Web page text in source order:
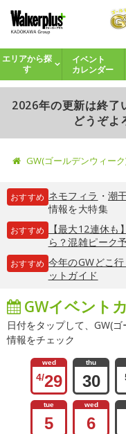
エリアから探
す
イベント
カレンダー
2026年の更新は終了
どうぞよ
GW(ゴールデンウィー
おすすめ ネモフィラ ・ 潮
情報を大特集
おすすめ
【最大12連休
ら？混雑ピーク
おすすめ 今年のGWどこ
ットガイド
GWイベント
日付をタップして、GW(
情報をチェック
wed
4/29
thu
30
tue
5
wed
6